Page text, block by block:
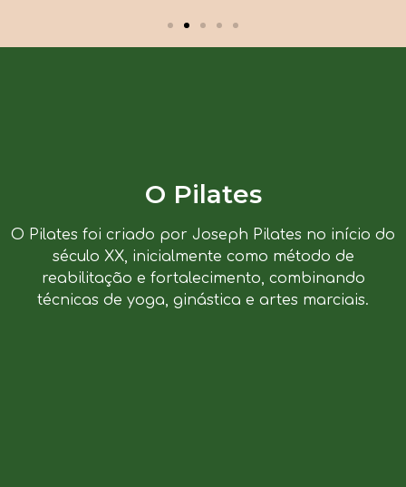
O Pilates
O Pilates foi criado por Joseph Pilates no início do
século XX, inicialmente como método de
reabilitação e fortalecimento, combinando
técnicas de yoga, ginástica e artes marciais.